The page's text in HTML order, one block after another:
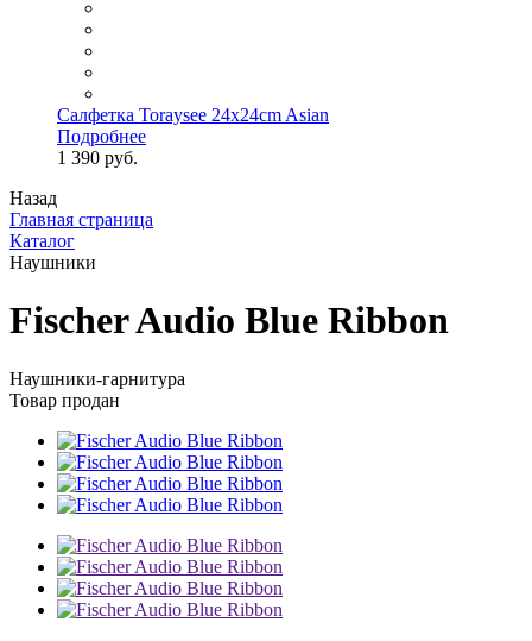
Салфетка Toraysee 24x24cm Asian
Подробнее
1 390 руб.
Назад
Главная страница
Каталог
Наушники
Fischer Audio Blue Ribbon
Наушники-гарнитура
Товар продан